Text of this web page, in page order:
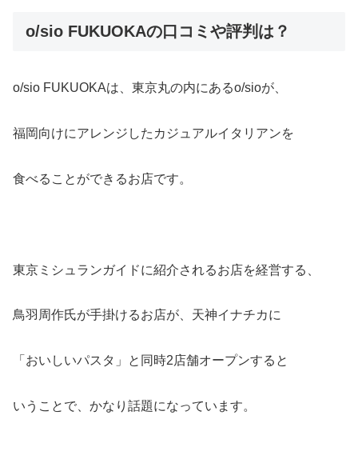
o/sio FUKUOKAの口コミや評判は？
o/sio FUKUOKAは、東京丸の内にあるo/sioが、
福岡向けにアレンジしたカジュアルイタリアンを
食べることができるお店です。
東京ミシュランガイドに紹介されるお店を経営する、
鳥羽周作氏が手掛けるお店が、天神イナチカに
「おいしいパスタ」と同時2店舗オープンすると
いうことで、かなり話題になっています。